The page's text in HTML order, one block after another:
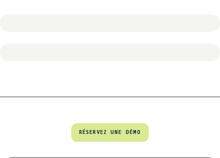
RÉSERVEZ UNE DÉMO
RÉSERVEZ UNE DÉMO